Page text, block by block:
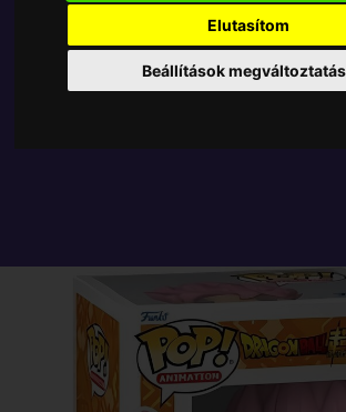
Elutasítom
Beállítások
Tetszik? Osszd meg másokkal!